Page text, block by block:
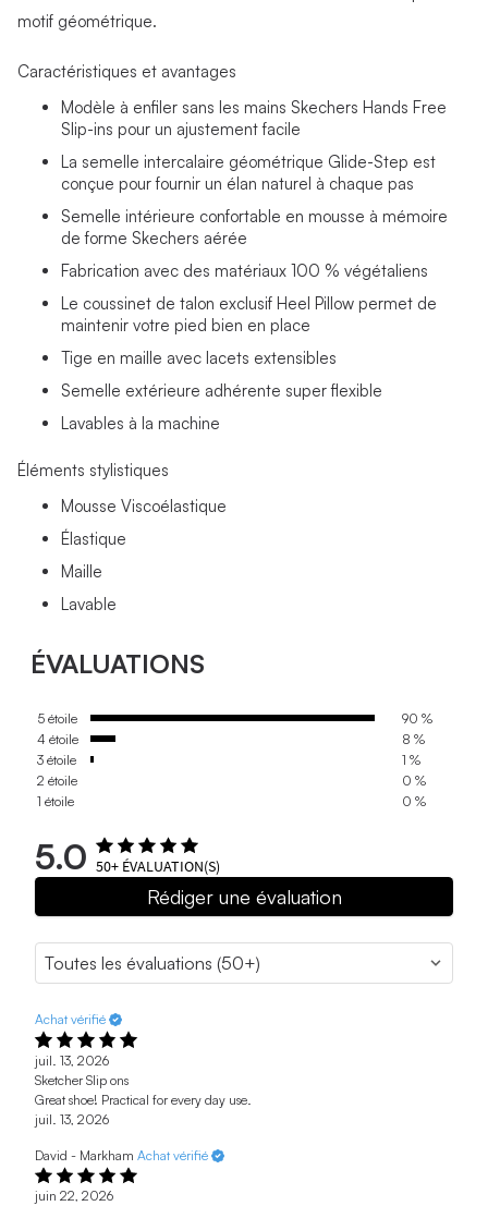
motif géométrique.
Caractéristiques et avantages
Modèle à enfiler sans les mains Skechers Hands Free
Slip-ins pour un ajustement facile
La semelle intercalaire géométrique Glide-Step est
conçue pour fournir un élan naturel à chaque pas
Semelle intérieure confortable en mousse à mémoire
de forme Skechers aérée
Fabrication avec des matériaux 100 % végétaliens
Le coussinet de talon exclusif Heel Pillow permet de
maintenir votre pied bien en place
Tige en maille avec lacets extensibles
Semelle extérieure adhérente super flexible
Lavables à la machine
Éléments stylistiques
Mousse Viscoélastique
Élastique
Maille
Lavable
ÉVALUATIONS
5 étoile
90 %
4 étoile
8 %
3 étoile
1 %
2 étoile
0 %
1 étoile
0 %
5.0 50+ ÉVALUATION(S)
Rédiger une évaluation
Achat vérifié
juil. 13, 2026
Sketcher Slip ons
Great shoe! Practical for every day use.
juil. 13, 2026
David - Markham Achat vérifié
juin 22, 2026